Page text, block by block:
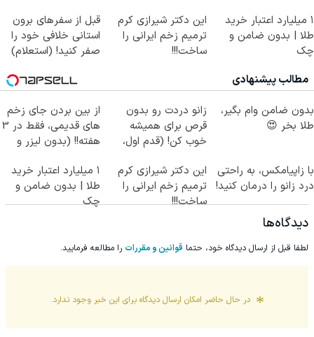
۱ میلیارد اعتبار خرید
طلا | بدون ضامن و
چک
این دکتر شیرازی کرم
ترمیم زخم ایرانی را
ساخت!!!
قبل از سفرهای برون
استانی خلافی خود را
صفر کنید! (استعلام)
مطالب پیشنهادی
بدون ضامن وام بگیر،
طلا بخر 😍
زانو دردت رو بدون
قرص برای همیشه
خوب کن! (قدم اول،
از بین بردن جای زخم
های قدیمی، فقط در 3
هفته!! (بدون لیزر و
با زاپیامکس، به راحتی
درد زانو را درمان کنید!
این دکتر شیرازی کرم
ترمیم زخم ایرانی را
ساخت!!!
۱ میلیارد اعتبار خرید
طلا | بدون ضامن و
چک
دیدگاه‌ها
لطفا قبل از ارسال دیدگاه خود، حتما قوانین و مقررات را مطالعه فرمایید.
در حال حاضر امکان ارسال دیدگاه برای این خبر وجود ندارد.